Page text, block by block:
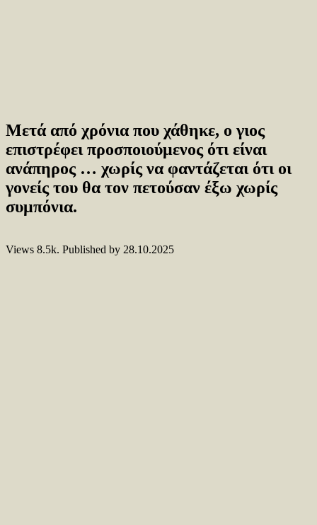
Μετά από χρόνια που χάθηκε, ο γιος
επιστρέφει προσποιούμενος ότι είναι
ανάπηρος … χωρίς να φαντάζεται ότι οι
γονείς του θα τον πετούσαν έξω χωρίς
συμπόνια.
Views 8.5k. Published by 28.10.2025